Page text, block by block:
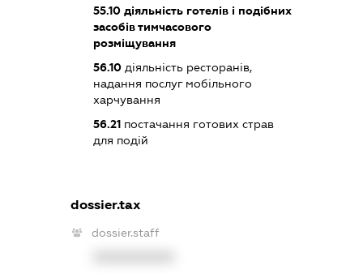
55.10діяльність готелів і подібних
засобів тимчасового
розміщування
56.10діяльність ресторанів,
надання послуг мобільного
харчування
56.21постачання готових страв
для подій
dossier.tax
dossier.staff